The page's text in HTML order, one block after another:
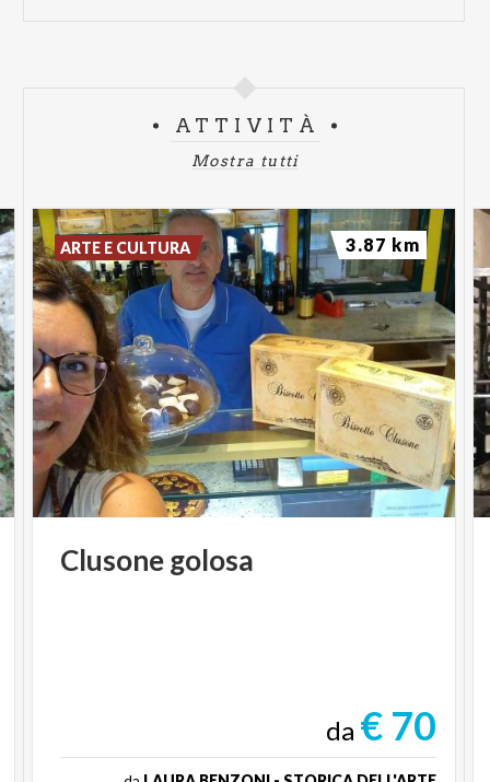
ATTIVITÀ
Mostra tutti
Clusonegolosa
da € 70
ARTE E CULTURA 3.87 km